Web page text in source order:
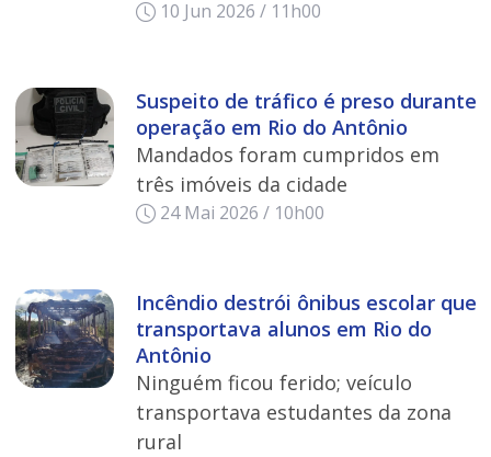
10 Jun 2026 / 11h00
Suspeito de tráfico é preso durante
operação em Rio do Antônio
Mandados foram cumpridos em
três imóveis da cidade
24 Mai 2026 / 10h00
Incêndio destrói ônibus escolar que
transportava alunos em Rio do
Antônio
Ninguém ficou ferido; veículo
transportava estudantes da zona
rural